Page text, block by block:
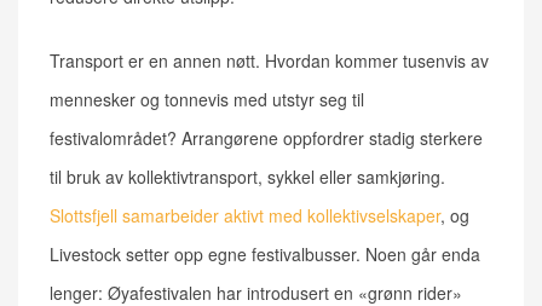
Transport er en annen nøtt. Hvordan kommer tusenvis av
mennesker og tonnevis med utstyr seg til
festivalområdet? Arrangørene oppfordrer stadig sterkere
til bruk av kollektivtransport, sykkel eller samkjøring.
Slottsfjell samarbeider aktivt med kollektivselskaper, og
Livestock setter opp egne festivalbusser. Noen går enda
lenger: Øyafestivalen har introdusert en «grønn rider»